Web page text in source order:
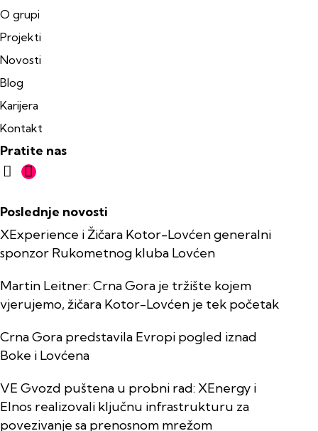
O grupi
Projekti
Novosti
Blog
Karijera
Kontakt
Pratite nas
Poslednje novosti
XExperience i Žičara Kotor-Lovćen generalni
sponzor Rukometnog kluba Lovćen
Martin Leitner: Crna Gora je tržište kojem
vjerujemo, žičara Kotor-Lovćen je tek početak
Crna Gora predstavila Evropi pogled iznad
Boke i Lovćena
VE Gvozd puštena u probni rad: XEnergy i
Elnos realizovali ključnu infrastrukturu za
povezivanje sa prenosnom mrežom